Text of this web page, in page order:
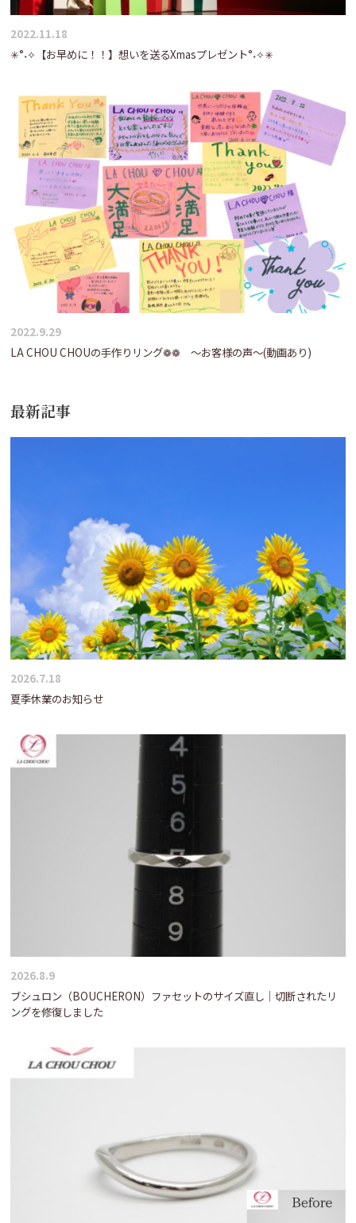
2022.11.18
✳°˖✧【お早めに！！】想いを送るXmasプレゼント°˖✧✳
2022.9.29
LA CHOU CHOUの手作りリング❁❁ ～お客様の声～(動画あり)
最新記事
2026.7.18
夏季休業のお知らせ
2026.8.9
ブシュロン（BOUCHERON）ファセットのサイズ直し｜切断されたリ
ングを修復しました